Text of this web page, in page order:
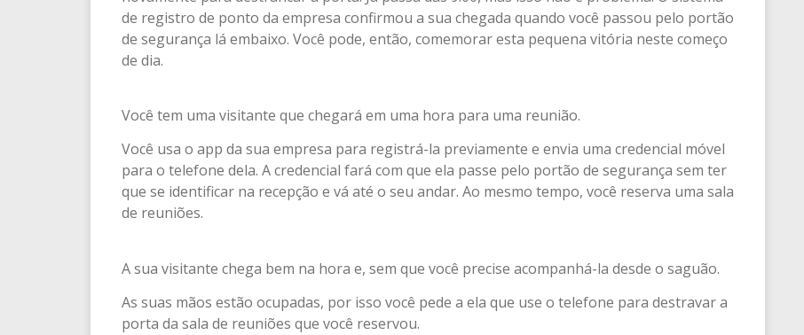
de registro de ponto da empresa confirmou a sua chegada quando você passou pelo portão
de segurança lá embaixo. Você pode, então, comemorar esta pequena vitória neste começo
de dia.
Você tem uma visitante que chegará em uma hora para uma reunião.
Você usa o app da sua empresa para registrá-la previamente e envia uma credencial móvel
para o telefone dela. A credencial fará com que ela passe pelo portão de segurança sem ter
que se identificar na recepção e vá até o seu andar. Ao mesmo tempo, você reserva uma sala
de reuniões.
A sua visitante chega bem na hora e, sem que você precise acompanhá-la desde o saguão.
As suas mãos estão ocupadas, por isso você pede a ela que use o telefone para destravar a
porta da sala de reuniões que você reservou.